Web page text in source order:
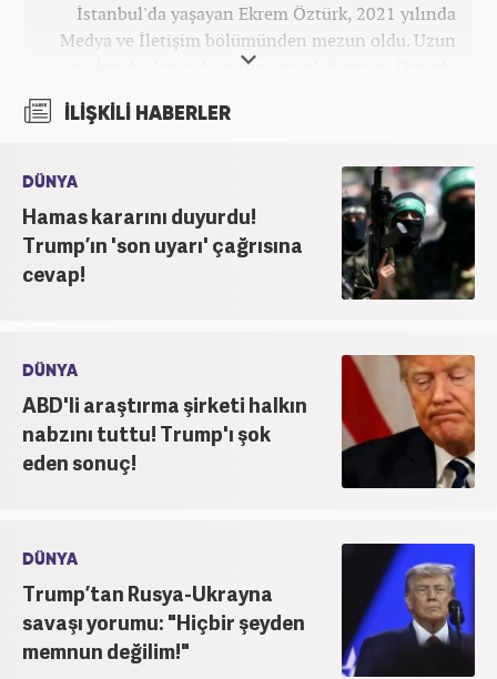
İstanbul'da yaşayan Ekrem Öztürk, 2021 yılında
Medya ve İletişim bölümünden mezun oldu. Uzun
süre kendi alanında metin yazarlığı yapan Öztürk,
şu an Haber7.com'da "Muhabir - Editör" olarak görev
yapmaktadır. Ayrıca günümüz insan ilişkilerinde
inanmakta ve bu değerleri meslek hayatında da ön
planda tutmaktadır.
İLİŞKİLİ HABERLER
DÜNYA
Hamas kararını duyurdu!
Trump’ın 'son uyarı' çağrısına
cevap!
DÜNYA
ABD'li araştırma şirketi halkın
nabzını tuttu! Trump'ı şok
eden sonuç!
DÜNYA
Trump’tan Rusya-Ukrayna
savaşı yorumu: "Hiçbir şeyden
memnun değilim!"